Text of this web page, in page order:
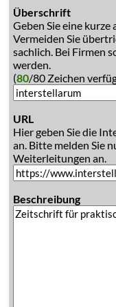
Überschrift
Geben Sie eine
Vermeiden Sie
sachlich. Bei Firmen
werden.
(80/80 Zeichen
URL
Hier geben Sie die
an. Bitte melden Sie
Weiterleitungen an.
Beschreibung